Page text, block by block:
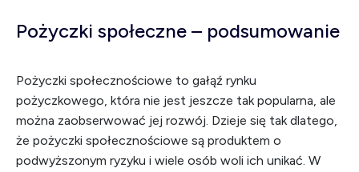
Pożyczki społeczne – podsumowanie
Pożyczki społecznościowe to gałąź rynku
pożyczkowego, która nie jest jeszcze tak popularna, ale
można zaobserwować jej rozwój. Dzieje się tak dlatego,
że pożyczki społecznościowe są produktem o
podwyższonym ryzyku i wiele osób woli ich unikać. W